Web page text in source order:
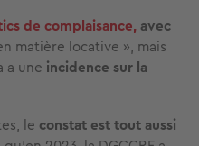
de complaisance, avec
matière locative », mais
a une incidence sur la
le constat est tout aussi